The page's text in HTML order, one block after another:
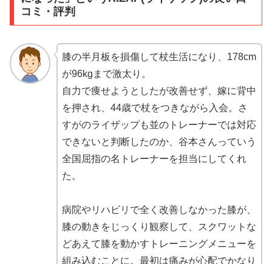
コミ・評判
膝の半月板を損傷して杖生活になり、178cm
が96kgまで激太り。
自力で痩せようとしたが改善せず、嫁に背中
を押され、44歳で杖をつきながら入会。さ
すがのライザップも並のトレーナーでは対応
できないと判断したのか、谷本さんっていう
全国屈指の名トレーナーを担当にしてくれ
た。
病院やリハビリで全く改善しなかった膝が、
膝の動きをじっくり観察して、スクワットな
どあえて膝を動かすトレーニングメニューを
組み込むことに。最初は痛みが心配でかなり